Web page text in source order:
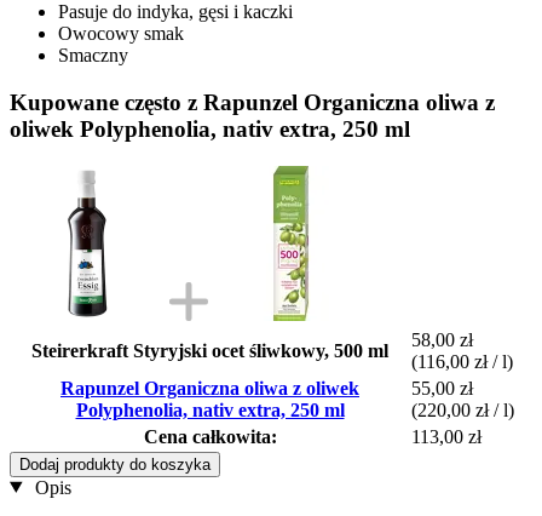
Pasuje do indyka, gęsi i kaczki
Owocowy smak
Smaczny
Kupowane często z Rapunzel Organiczna oliwa z
oliwek Polyphenolia, nativ extra, 250 ml
Steirerkraft Styryjski ocet śliwkowy, 500 ml
58,00 zł
(116,00 zł / l)
Rapunzel Organiczna oliwa z oliwek
Polyphenolia, nativ extra, 250 ml
55,00 zł
(220,00 zł / l)
Cena całkowita:
113,00 zł
Dodaj produkty do koszyka
Opis